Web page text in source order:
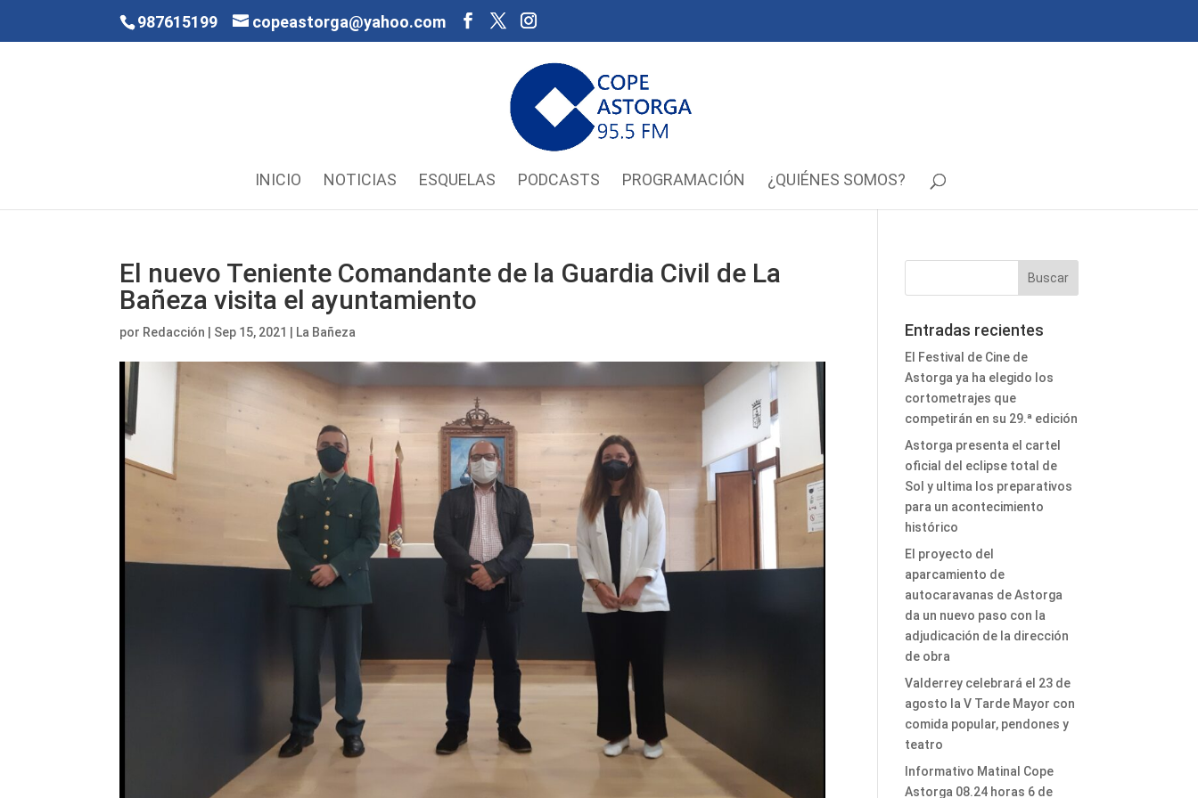
987615199 copeastorga@yahoo.com
INICIO NOTICIAS ESQUELAS PODCASTS PROGRAMACIÓN ¿QUIÉNES SOMOS?
El nuevo Teniente Comandante de la Guardia Civil de La
Bañeza visita el ayuntamiento
por Redacción Sep 15, 2021 La Bañeza Entradas recientes
El Festival de Cine de
Astorga ya ha elegido los
cortometrajes que
competirán en su 29.ª edición
Astorga presenta el cartel
oficial del eclipse total de
Sol y ultima los preparativos
para un acontecimiento
histórico
El proyecto del
aparcamiento de
autocaravanas de Astorga
da un nuevo paso con la
adjudicación de la dirección
de obra
Valderrey celebrará el 23 de
agosto la V Tarde Mayor con
comida popular, pendones y
teatro
Informativo Matinal Cope
Astorga 08.24 horas 6 de